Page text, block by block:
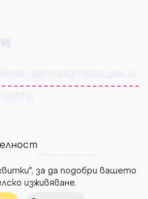
за да подобри вашето
изживяване.